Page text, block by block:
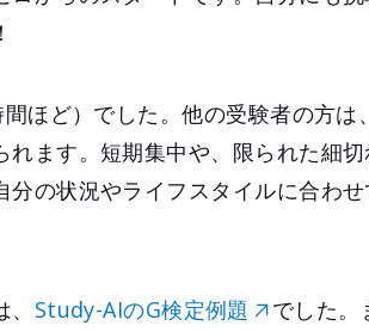
ほど）でした。他の受験者の方は
ます。短期集中や、限られた細
の状況やライフスタイルに合わ
Study-AIのG検定例題
でした